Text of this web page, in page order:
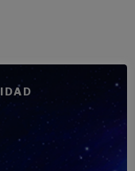
207
en sectores